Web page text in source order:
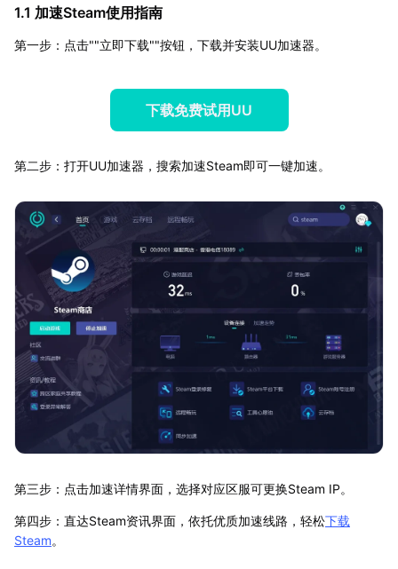
1.1 加速Steam使用指南
第一步：点击""立即下载""按钮，下载并安装UU加速器。
下载免费试用UU
第二步：打开UU加速器，搜索加速Steam即可一键加速。
第三步：点击加速详情界面，选择对应区服可更换Steam IP。
第四步：直达Steam资讯界面，依托优质加速线路，轻松下载
Steam。